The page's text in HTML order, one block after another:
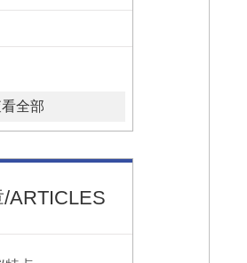
全部
ARTICLES